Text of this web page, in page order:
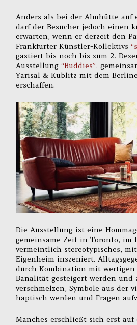
Anders als bei der Almhütte auf
darf der Besucher jedoch einen
erwarten, wenn er derzeit den
Frankfurter Künstler-Kollektivs
gastiert bis noch bis zum 2.
Ausstellung“Buddies”,
Yarisal & Kublitz mit dem
erschaffen.
Die Ausstellung ist eine
gemeinsame Zeit in Toronto, im
vermeintlich stereotypisches,
Eigenheim inszeniert.
durch Kombination mit
Banalität gesteigert werden und
verschmelzen, Symbole aus der
haptisch werden und Fragen
Manches erschließt sich erst auf